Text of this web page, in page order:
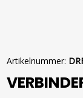
Artikelnummer: